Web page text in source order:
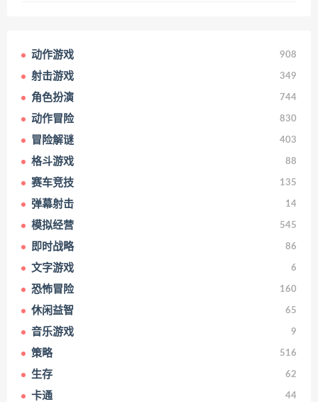
动作游戏 908
射击游戏 349
角色扮演 744
动作冒险 830
冒险解谜 403
格斗游戏 88
赛车竞技 135
弹幕射击 14
模拟经营 545
即时战略 86
文字游戏 6
恐怖冒险 160
休闲益智 65
音乐游戏 9
策略 516
生存 62
卡通 44